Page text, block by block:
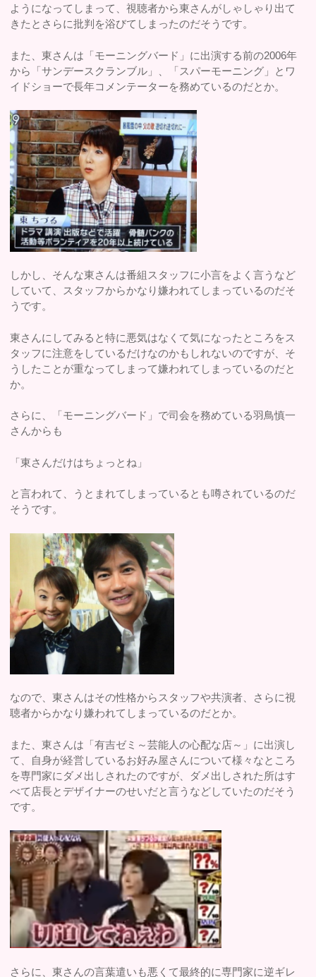
ようになってしまって、視聴者から東さんがしゃしゃり出て
きたとさらに批判を浴びてしまったのだそうです。
また、東さんは「モーニングバード」に出演する前の2006年
から「サンデースクランブル」、「スパーモーニング」とワ
イドショーで長年コメンテーターを務めているのだとか。
しかし、そんな東さんは番組スタッフに小言をよく言うなど
していて、スタッフからかなり嫌われてしまっているのだそ
うです。
東さんにしてみると特に悪気はなくて気になったところをス
タッフに注意をしているだけなのかもしれないのですが、そ
うしたことが重なってしまって嫌われてしまっているのだと
か。
さらに、「モーニングバード」で司会を務めている羽鳥慎一
さんからも
「東さんだけはちょっとね」
と言われて、うとまれてしまっているとも噂されているのだ
そうです。
なので、東さんはその性格からスタッフや共演者、さらに視
聴者からかなり嫌われてしまっているのだとか。
また、東さんは「有吉ゼミ～芸能人の心配な店～」に出演し
て、自身が経営しているお好み屋さんについて様々なところ
を専門家にダメ出しされたのですが、ダメ出しされた所はす
べて店長とデザイナーのせいだと言うなどしていたのだそう
です。
さらに、東さんの言葉遣いも悪くて最終的に専門家に逆ギレ